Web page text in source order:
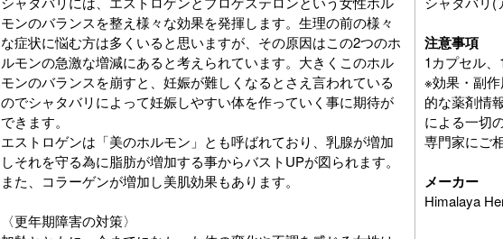
モンのバランスを整え様々な効果を発揮します。生理の前の様々
な症状に悩む方は多くいると思いますが、その原因はこの2つのホ
ルモンの急激な増減にあると考えられています。大きくこのホル
モンのバランスを崩すと、妊娠が難しくなるとさえ言われている
のでシャタバリによって妊娠しやすい体を作っていく事に期待が
できます。
エストロゲンは「美のホルモン」とも呼ばれており、乳腺が増加
しそれを守る為に脂肪が増加する事からバストUPが図られます。
また、コラーゲンが増加し美肌効果もあります。
〈更年期障害の対策〉
注意事項
1カプセル
※効果・副
的な薬剤情
による一切
専門家にご
メーカー
Himalaya